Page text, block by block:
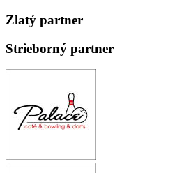
Zlatý partner
Strieborný partner